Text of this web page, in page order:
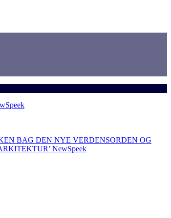
BAG DEN NYE VERDENSORDEN OG
NewSpeek